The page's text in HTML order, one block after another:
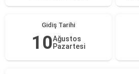
Gidiş Tarihi
10Ağustos
Pazartesi